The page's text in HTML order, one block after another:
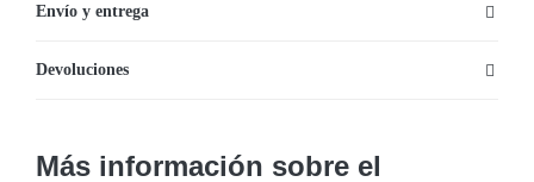
Envío y entrega
Devoluciones
Más información sobre el